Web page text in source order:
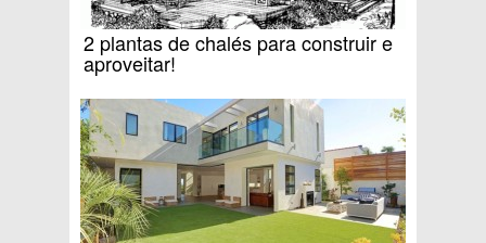
2 plantas de chalés para construir e
aproveitar!